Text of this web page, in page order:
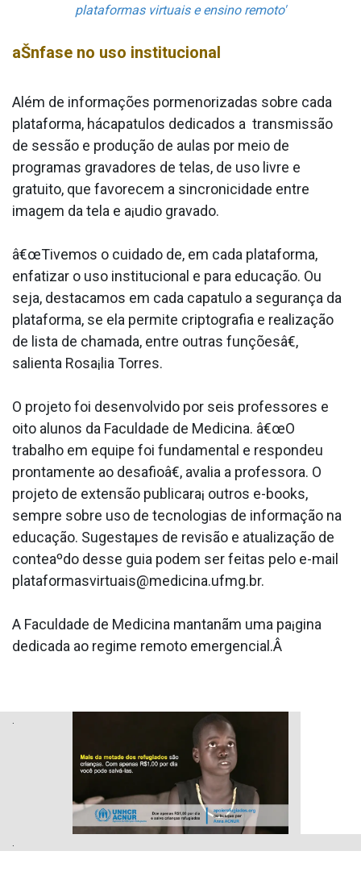
plataformas virtuais e ensino remoto'
aŠnfase no uso institucional
Além de informações pormenorizadas sobre cada
plataforma, hácapa­tulos dedicados a transmissão
de sessão e produção de aulas por meio de
programas gravadores de telas, de uso livre e
gratuito, que favorecem a sincronicidade entre
imagem da tela e a¡udio gravado.
â€œTivemos o cuidado de, em cada plataforma,
enfatizar o uso institucional e para educação. Ou
seja, destacamos em cada capa­tulo a segurança da
plataforma, se ela permite criptografia e realização
de lista de chamada, entre outras funçõesâ€,
salienta Rosa¡lia Torres.
O projeto foi desenvolvido por seis professores e
oito alunos da Faculdade de Medicina. â€œO
trabalho em equipe foi fundamental e respondeu
prontamente ao desafioâ€, avalia a professora. O
projeto de extensão publicara¡ outros e-books,
sempre sobre uso de tecnologias de informação na
educação. Sugestaµes de revisão e atualização de
conteaºdo desse guia podem ser feitas pelo e-mail
plataformasvirtuais@medicina.ufmg.br.
A Faculdade de Medicina mantanãm uma pa¡gina
dedicada ao regime remoto emergencial.Â
.